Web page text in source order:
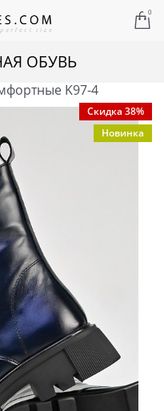
0
ОБУВЬ
K97-4
Скидка 38%
Новинка